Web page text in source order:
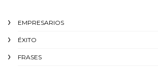
EMPRESARIOS
ÉXITO‬
FRASES